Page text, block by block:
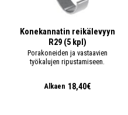
Konekannatin reikälevyyn
R29 (5 kpl)
Porakoneiden ja vastaavien
työkalujen ripustamiseen.
Alkaen 18,40€